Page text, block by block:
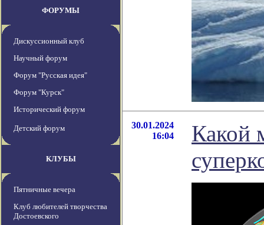
ФОРУМЫ
Дискуссионный клуб
Научный форум
Форум "Русская идея"
Форум "Курск"
Исторический форум
Детский форум
КЛУБЫ
Пятничные вечера
Клуб любителей творчества
Достоевского
30.01.2024
16:04
Какой